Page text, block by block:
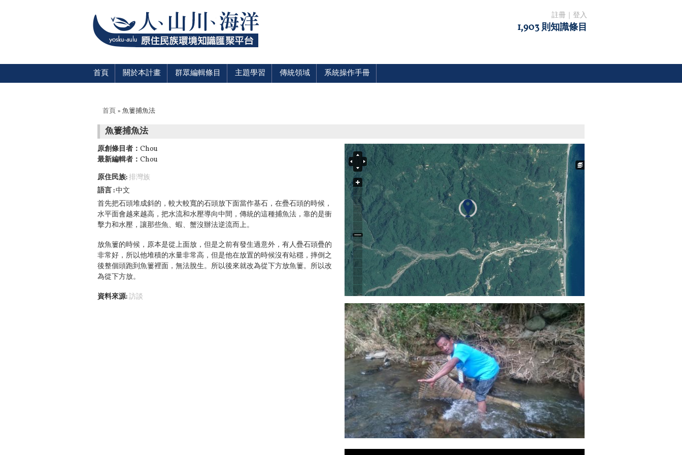
註冊 登入
1,903 則知識條目
首頁 關於本計畫 群眾編輯條目 主題學習 傳統領域 系統操作手冊
您在這裡
首頁 » 魚簍捕魚法
魚簍捕魚法
原創條目者： Chou
最新編輯者： Chou
原住民族:排灣族
語言 中文
首先把石頭堆成斜的，較大較寬的石頭放下面當作基石，在疊石頭的時候，
水平面會越來越高，把水流和水壓導向中間，傳統的這種捕魚法，靠的是衝
擊力和水壓，讓那些魚、蝦、蟹沒辦法逆流而上。
放魚簍的時候，原本是從上面放，但是之前有發生過意外，有人疊石頭疊的
非常好，所以他堆積的水量非常高，但是他在放置的時候沒有站穩，摔倒之
後整個頭跑到魚簍裡面，無法脫生。所以後來就改為從下方放魚簍。所以改
為從下方放。
資料來源:訪談